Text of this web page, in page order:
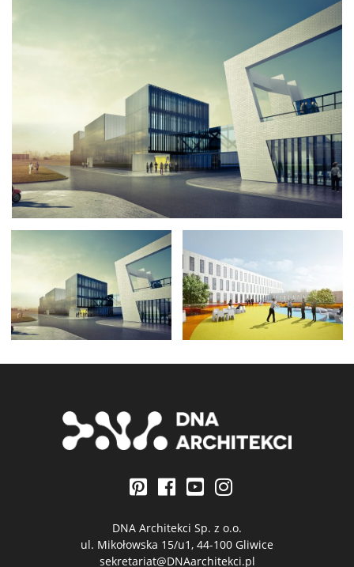
DNA Architekci Sp. z o.o.
ul. Mikołowska 15/u1, 44-100 Gliwice
sekretariat@DNAarchitekci.pl